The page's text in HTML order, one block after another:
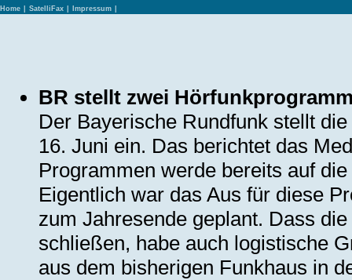
Home SatelliFax Impressum
BR stellt zwei
Der Bayerische Rundfunk stellt
16. Juni ein. Das berichtet das
Programmen werde bereits auf
Eigentlich war das Aus für diese
zum Jahresende geplant. Dass
schließen, habe auch logistische
aus dem bisherigen Funkhaus in